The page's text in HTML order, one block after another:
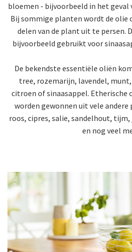
bloemen - bijvoorbeeld in het geval
Bij sommige planten wordt de olie
delen van de plant uit te persen.
bijvoorbeeld gebruikt voor
De bekendste essentiële oliën
tree, rozemarijn, lavendel,
citroen of sinaasappel. Etherische
worden gewonnen uit vele
roos, cipres, salie, sandelhout, tijm,
en nog veel